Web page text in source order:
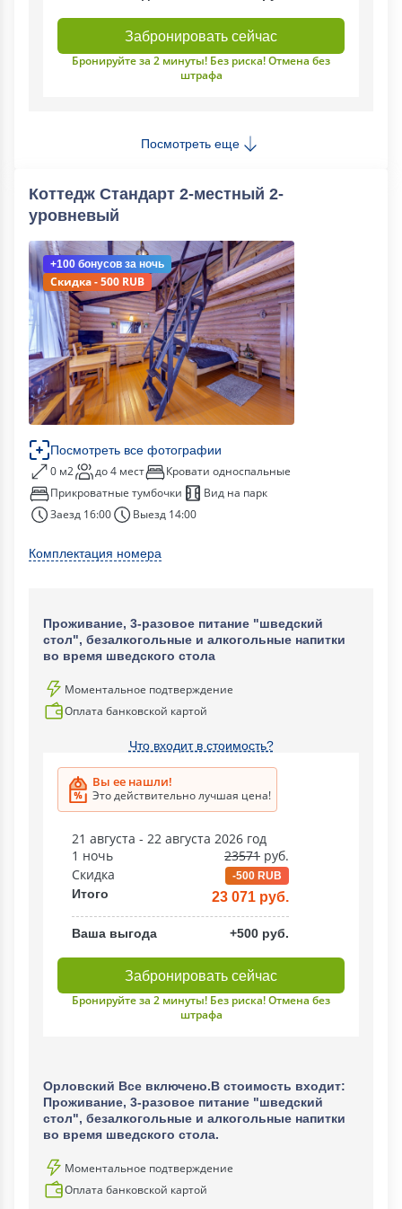
Забронировать сейчас
Бронируйте за 2 минуты! Без риска! Отмена без
штрафа
Посмотреть еще
Коттедж Стандарт 2-местный 2-
уровневый
+100 бонусов за ночь
Скидка - 500 RUB
Посмотреть все фотографии
0 м2 до 4 мест
Кровати односпальные
Прикроватные тумбочки
Вид на парк
Заезд 16:00
Выезд 14:00
Комплектация номера
Проживание, 3-разовое питание "шведский
стол", безалкогольные и алкогольные напитки
во время шведского стола
Моментальное подтверждение
Оплата банковской картой
Что входит в стоимость?
Вы ее нашли!
Это действительно лучшая цена!
21 августа - 22 августа 2026 год
1 ночь
23571 руб.
Скидка
-500 RUB
Итого 23 071 руб.
Ваша выгода +500 руб.
Забронировать сейчас
Бронируйте за 2 минуты! Без риска! Отмена без
штрафа
Орловский Все включено.В стоимость входит:
Проживание, 3-разовое питание "шведский
стол", безалкогольные и алкогольные напитки
во время шведского стола.
Моментальное подтверждение
Оплата банковской картой